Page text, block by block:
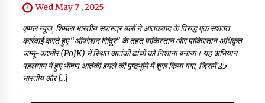
Wed May 7 , 2025
एप्पल न्यूज, शिमला भारतीय सशस्‍त्र बलों ने आतंकवाद के विरुद्ध एक सशक्‍त
कार्रवाई करते हुए “ऑपरेशन सिंदूर” के तहत पाकिस्तान और पाकिस्तान अधिकृत
जम्‍मू-कश्‍मीर (PoJK) में स्थित आतंकी ढांचों को निशाना बनाया। यह अभियान
पहलगाम में हुए भीषण आतंकी हमले की पृष्ठभूमि में शुरू किया गया, जिसमें 25
भारतीय और […]